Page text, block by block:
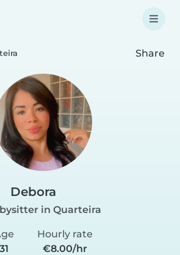
Share
Debora
in Quarteira
31
Hourly rate
€8.00/hr